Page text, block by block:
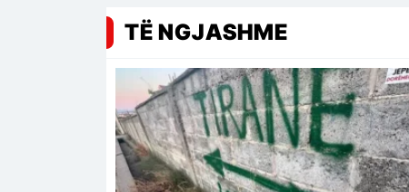
TË NGJASHME